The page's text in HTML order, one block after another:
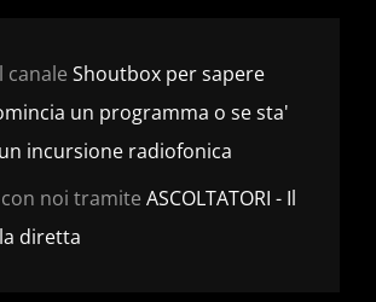
canale Shoutbox per sapere
un programma o se sta'
incursione radiofonica
noi tramite ASCOLTATORI - Il
diretta